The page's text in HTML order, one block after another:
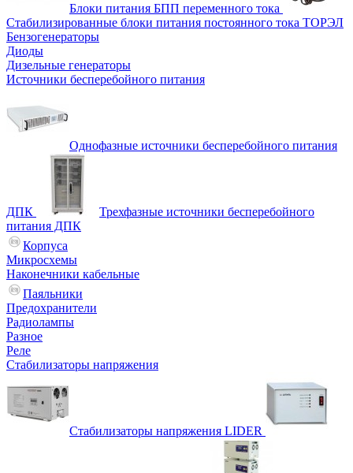
Блоки питания БПП переменного тока
Стабилизированные блоки питания постоянного тока ТОРЭЛ
Бензогенераторы
Диоды
Дизельные генераторы
Источники бесперебойного питания
Однофазные источники бесперебойного питания
ДПК
Трехфазные источники бесперебойного
питания ДПК
Корпуса
Микросхемы
Наконечники кабельные
Паяльники
Предохранители
Радиолампы
Разное
Реле
Стабилизаторы напряжения
Стабилизаторы напряжения LIDER